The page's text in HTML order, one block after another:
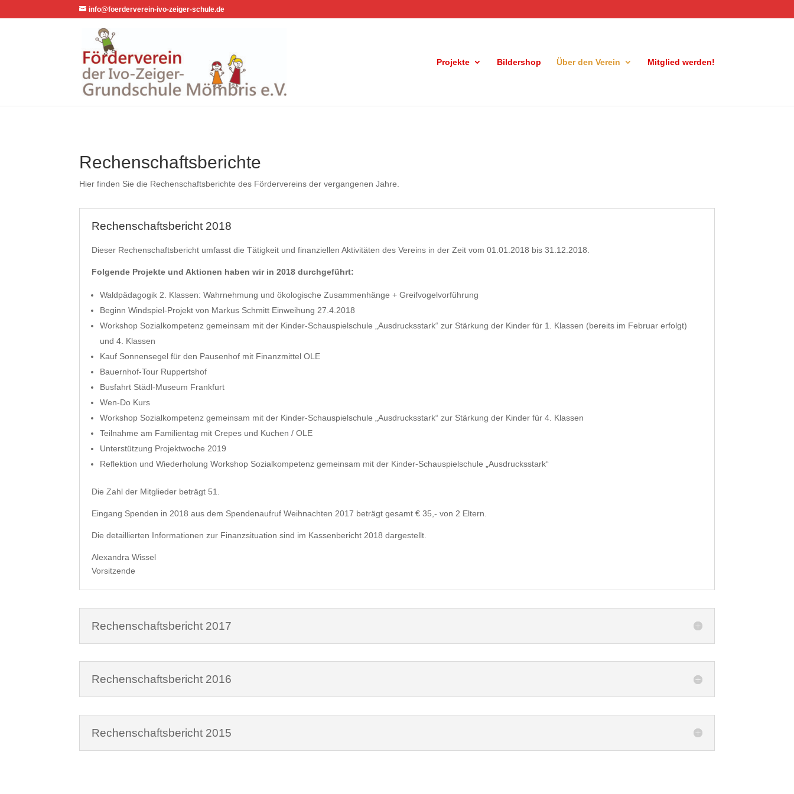
info@foerderverein-ivo-zeiger-schule.de
Projekte Bildershop Über den Verein Mitglied werden!
Rechenschaftsberichte
Hier finden Sie die Rechenschaftsberichte des Fördervereins der vergangenen Jahre.
Rechenschaftsbericht 2018
Dieser Rechenschaftsbericht umfasst die Tätigkeit und finanziellen Aktivitäten des Vereins in der Zeit vom 01.01.2018 bis 31.12.2018.
Folgende Projekte und Aktionen haben wir in 2018 durchgeführt:
Waldpädagogik 2. Klassen: Wahrnehmung und ökologische Zusammenhänge + Greifvogelvorführung
Beginn Windspiel-Projekt von Markus Schmitt Einweihung 27.4.2018
Workshop Sozialkompetenz gemeinsam mit der Kinder-Schauspielschule „Ausdrucksstark“ zur Stärkung der Kinder für 1. Klassen (bereits im Februar erfolgt)
und 4. Klassen
Kauf Sonnensegel für den Pausenhof mit Finanzmittel OLE
Bauernhof-Tour Ruppertshof
Busfahrt Städl-Museum Frankfurt
Wen-Do Kurs
Workshop Sozialkompetenz gemeinsam mit der Kinder-Schauspielschule „Ausdrucksstark“ zur Stärkung der Kinder für 4. Klassen
Teilnahme am Familientag mit Crepes und Kuchen / OLE
Unterstützung Projektwoche 2019
Reflektion und Wiederholung Workshop Sozialkompetenz gemeinsam mit der Kinder-Schauspielschule „Ausdrucksstark“
Die Zahl der Mitglieder beträgt 51.
Eingang Spenden in 2018 aus dem Spendenaufruf Weihnachten 2017 beträgt gesamt € 35,- von 2 Eltern.
Die detaillierten Informationen zur Finanzsituation sind im Kassenbericht 2018 dargestellt.
Alexandra Wissel
Vorsitzende
Rechenschaftsbericht 2017
Rechenschaftsbericht 2016
Rechenschaftsbericht 2015